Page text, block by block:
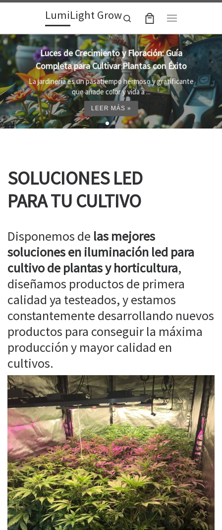
Skip to contentLumiLight Grow
Search
Lámparas para indoor: la clave para un
crecimiento óptimo de tus plantas
Al cultivar plantas en el interior, es importante
proporcionar el entorno adecuado ...
LEER MÁS »
SOLUCIONES LED
PARA TU CULTIVO
Disponemos de las mejores
soluciones en iluminación led para
cultivo de plantas y horticultura,
diseñamos productos de primera
calidad ya testeados, y estamos
constantemente desarrollando nuevos
productos para conseguir la máxima
producción y mayor calidad en
cultivos.